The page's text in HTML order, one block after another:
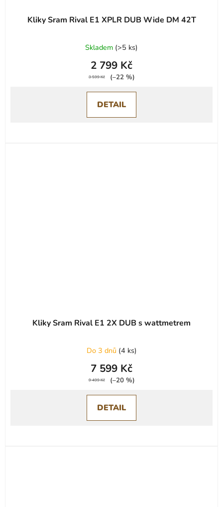
Kliky Sram Rival E1 XPLR DUB Wide DM 42T
Skladem (>5 ks)
2 799 Kč
3 599 Kč (–22 %)
DETAIL
Kliky Sram Rival E1 2X DUB s wattmetrem
Do 3 dnů (4 ks)
7 599 Kč
9 499 Kč (–20 %)
DETAIL